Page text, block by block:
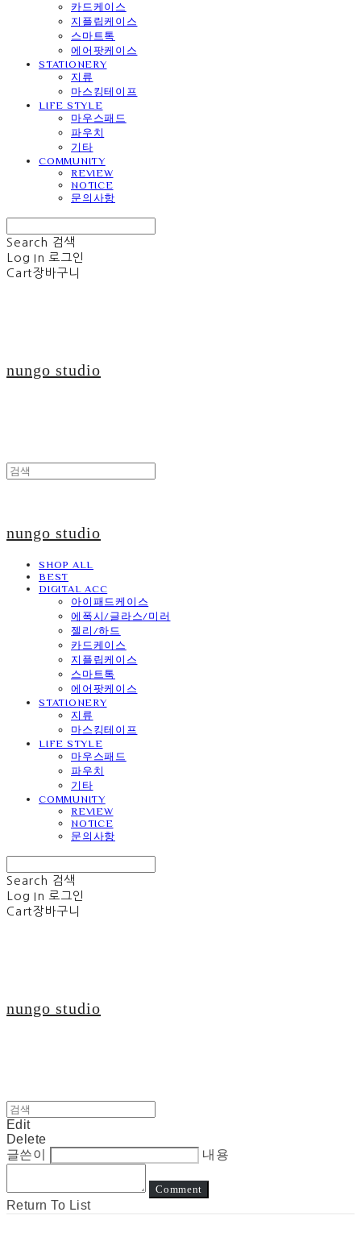
카드케이스
지플립케이스
스마트톡
에어팟케이스
STATIONERY
지류
마스킹테이프
LIFE STYLE
마우스패드
파우치
기타
COMMUNITY
REVIEW
NOTICE
문의사항
Search 검색
Log In 로그인
Cart장바구니
nungo studio
nungo studio
SHOP ALL
BEST
DIGITAL ACC
아이패드케이스
에폭시/글라스/미러
젤리/하드
카드케이스
지플립케이스
스마트톡
에어팟케이스
STATIONERY
지류
마스킹테이프
LIFE STYLE
마우스패드
파우치
기타
COMMUNITY
REVIEW
NOTICE
문의사항
Search 검색
Log In 로그인
Cart장바구니
nungo studio
Edit
Delete
글쓴이
내용
Comment
Return To List